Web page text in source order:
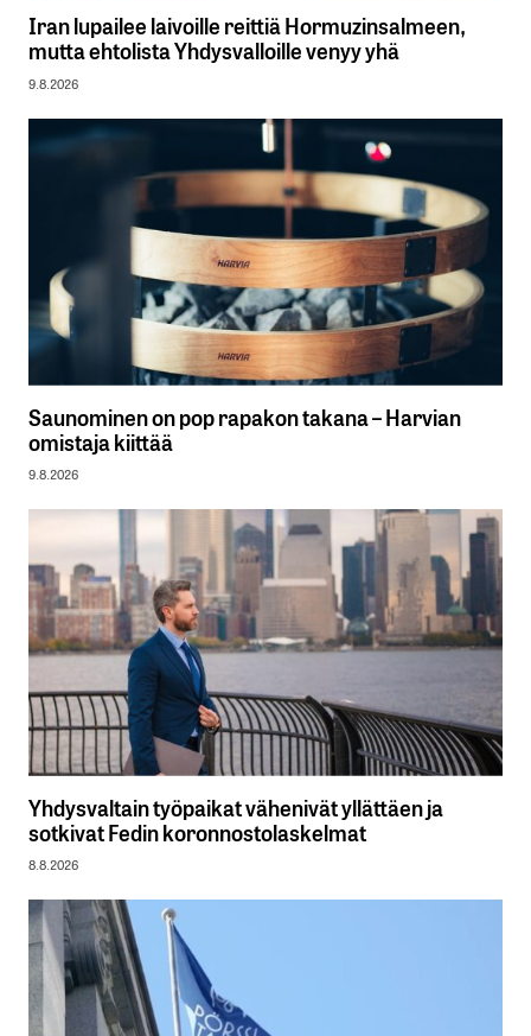
Iran lupailee laivoille reittiä Hormuzinsalmeen,
mutta ehtolista Yhdysvalloille venyy yhä
9.8.2026
Saunominen on pop rapakon takana – Harvian
omistaja kiittää
9.8.2026
Yhdysvaltain työpaikat vähenivät yllättäen ja
sotkivat Fedin koronnostolaskelmat
8.8.2026